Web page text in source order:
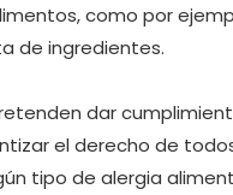
como por
de ingredientes.
dar
el derecho de
tipo de alergia